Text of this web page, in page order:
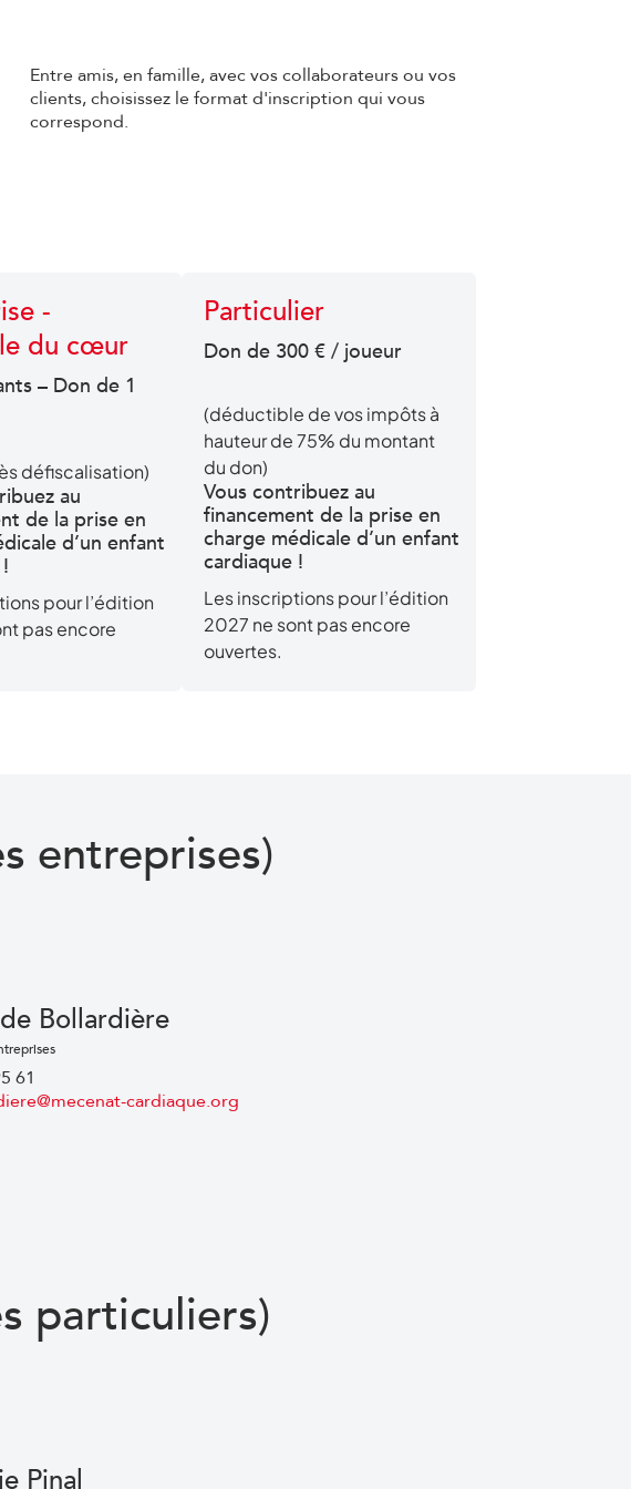
Entre amis, en famille, avec vos collaborateurs ou vos
clients, choisissez le format d'inscription qui vous
correspond.
-
du cœur
– Don de 1
défiscalisation)
au
de la prise en
d’un enfant
pour l’édition
pas encore
Particulier
Don de 300 € / joueur
(déductible de vos impôts à
hauteur de 75% du montant
du don)
Vous contribuez au
financement de la prise en
charge médicale d’un enfant
cardiaque !
Les inscriptions pour l’édition
2027 ne sont pas encore
ouvertes.
entreprises)
Bollardière
61
cardiaque.org
particuliers)
Pinal